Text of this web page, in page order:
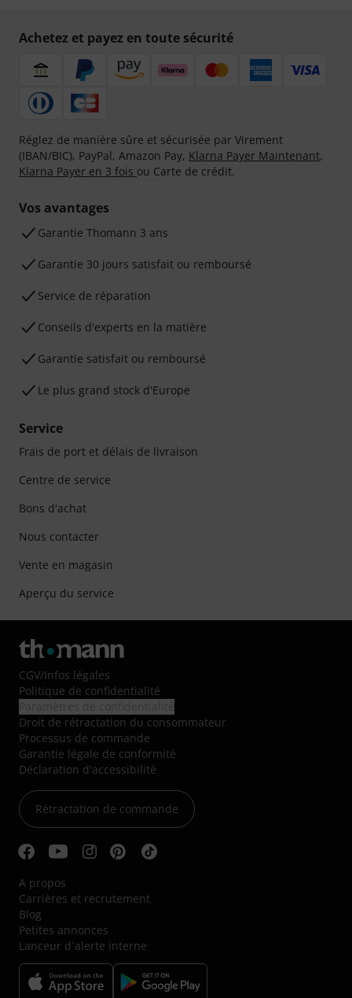
Achetez et payez en toute sécurité
Réglez de manière sûre et sécurisée par Virement
(IBAN/BIC), PayPal, Amazon Pay, Klarna Payer Maintenant,
Klarna Payer en 3 fois ou Carte de crédit.
Vos avantages
Ga­ran­tie Thomann 3 ans
Garantie 30 jours satisfait ou remboursé
Service de réparation
Conseils d'experts en la matière
Garantie satisfait ou remboursé
Le plus grand stock d'Europe
Service
Frais de port et délais de livraison
Centre de service
Bons d'achat
Nous contacter
Vente en magasin
Aperçu du service
CGV/Infos légales
Politique de confidentialité
Droit de rétractation du consommateur
Processus de commande
Garantie légale de conformité
Déclaration d'accessibilité
Rétractation de commande
A propos
Carrières et recrutement
Blog
Petites annonces
Lanceur d´alerte interne